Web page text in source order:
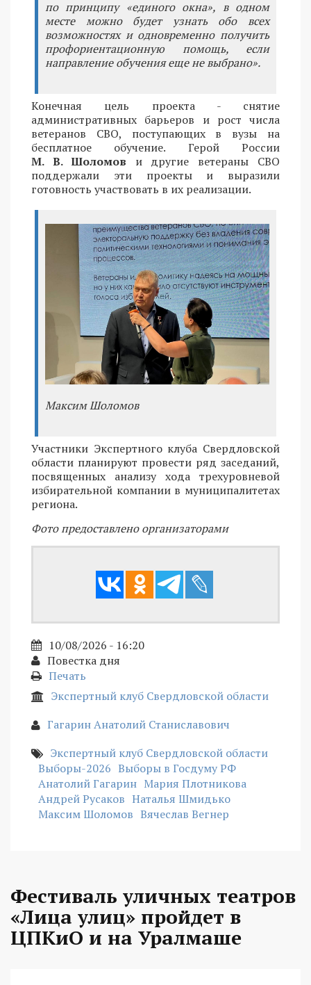
по принципу «единого окна», в одном
месте можно будет узнать обо всех
возможностях и одновременно получить
профориентационную помощь, если
направление обучения еще не выбрано».
Конечная цель проекта - снятие
административных барьеров и рост числа
ветеранов СВО, поступающих в вузы на
бесплатное обучение. Герой России
М. В. Шоломов и другие ветераны СВО
поддержали эти проекты и выразили
готовность участвовать в их реализации.
Максим Шоломов
Участники Экспертного клуба Свердловской
области планируют провести ряд заседаний,
посвященных анализу хода трехуровневой
избирательной компании в муниципалитетах
региона.
Фото предоставлено организаторами
10/08/2026 - 16:20
Повестка дня
Печать
Экспертный клуб Свердловской области
Гагарин Анатолий Станиславович
Экспертный клуб Свердловской области
Выборы-2026 Выборы в Госдуму РФ
Анатолий Гагарин Мария Плотникова
Андрей Русаков Наталья Шмидько
Максим Шоломов Вячеслав Вегнер
Фестиваль уличных театров
«Лица улиц» пройдет в
ЦПКиО и на Уралмаше